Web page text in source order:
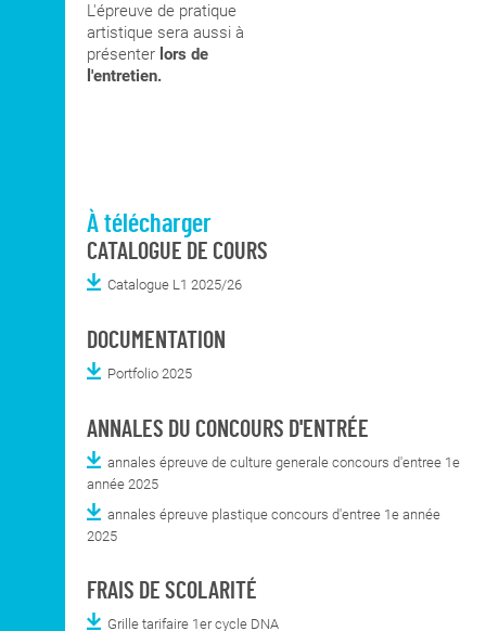
L'épreuve de pratique
artistique sera aussi à
présenter lors de
l'entretien.
À télécharger
CATALOGUE DE COURS
Catalogue L1 2025/26
DOCUMENTATION
Portfolio 2025
ANNALES DU CONCOURS D'ENTRÉE
annales épreuve de culture generale concours d'entree 1e
année 2025
annales épreuve plastique concours d'entree 1e année
2025
FRAIS DE SCOLARITÉ
Grille tarifaire 1er cycle DNA